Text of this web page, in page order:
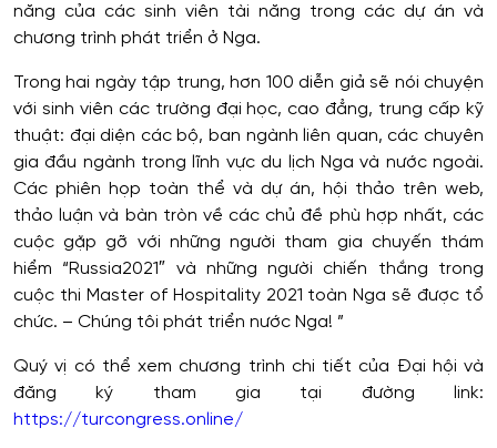
năng của các sinh viên tài năng trong các dự án và
chương trình phát triển ở Nga.
Trong hai ngày tập trung, hơn 100 diễn giả sẽ nói chuyện
với sinh viên các trường đại học, cao đẳng, trung cấp kỹ
thuật: đại diện các bộ, ban ngành liên quan, các chuyên
gia đầu ngành trong lĩnh vực du lịch Nga và nước ngoài.
Các phiên họp toàn thể và dự án, hội thảo trên web,
thảo luận và bàn tròn về các chủ đề phù hợp nhất, các
cuộc gặp gỡ với những người tham gia chuyến thám
hiểm “Russia2021″ và những người chiến thắng trong
cuộc thi Master of Hospitality 2021 toàn Nga sẽ được tổ
chức. – Chúng tôi phát triển nước Nga! ”
Quý vị có thể xem chương trình chi tiết của Đại hội và
đăng ký tham gia tại đường link:
https://turcongress.online/